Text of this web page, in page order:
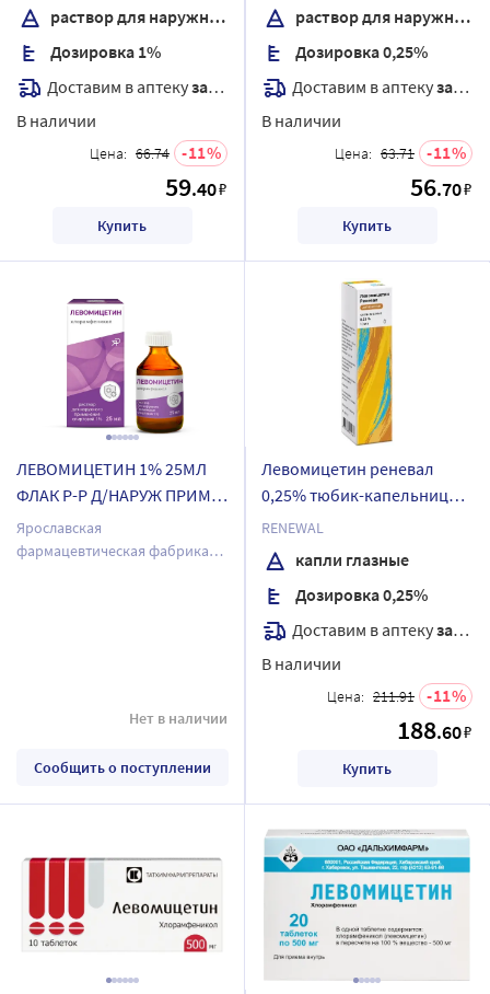
раствор для наружного применения
Дозировка 1%
Доставим в аптекузавтра
В наличии
Цена: 66.74 11
59.40₽
Купить
раствор для наружного применения спиртовой
Дозировка 0,25%
Доставим в аптекузавтра
В наличии
Цена: 63.71 11
56.70₽
Купить
ЛЕВОМИЦЕТИН 1% 25МЛ
ФЛАК Р-Р Д/НАРУЖ ПРИМ
СПИРТОВОЙ/
ЯРОСЛАВСКАЯ ФФ/
Ярославская
фармацевтическая фабрика
Нет в наличии
Сообщить о поступлении
Левомицетин реневал
0,25% тюбик-капельница
капли глазные 10 мл
RENEWAL
капли глазные
Дозировка 0,25%
Доставим в аптекузавтра
В наличии
Цена: 211.91 11
188.60₽
Купить